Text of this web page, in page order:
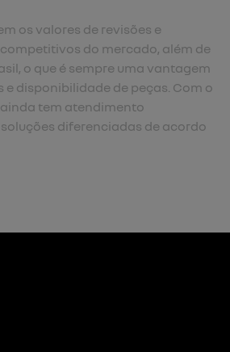
os valores de revisões e
do mercado, além de
o que é sempre uma vantagem
e disponibilidade de peças. Com o
ainda tem atendimento
diferenciadas de acordo